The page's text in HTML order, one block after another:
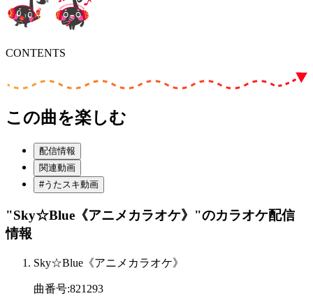
CONTENTS
この曲を楽しむ
配信情報
関連動画
#うたスキ動画
"Sky☆Blue《アニメカラオケ》"のカラオケ配信
情報
Sky☆Blue《アニメカラオケ》
曲番号:821293